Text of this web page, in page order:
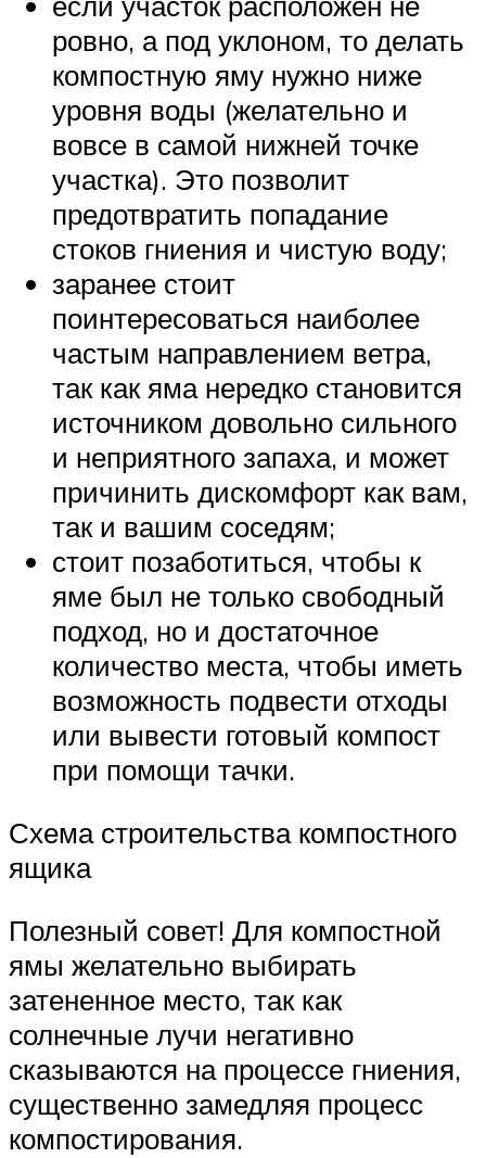
ровно, а под уклоном, то делать
компостную яму нужно ниже
уровня воды (желательно и
вовсе в самой нижней точке
участка). Это позволит
предотвратить попадание
стоков гниения и чистую воду;
заранее стоит
поинтересоваться наиболее
частым направлением ветра,
так как яма нередко становится
источником довольно сильного
и неприятного запаха, и может
причинить дискомфорт как вам,
так и вашим соседям;
стоит позаботиться, чтобы к
яме был не только свободный
подход, но и достаточное
количество места, чтобы иметь
возможность подвести отходы
или вывести готовый компост
при помощи тачки.
Схема строительства компостного
ящика
Полезный совет! Для компостной
ямы желательно выбирать
затененное место, так как
солнечные лучи негативно
сказываются на процессе гниения,
существенно замедляя процесс
компостирования.